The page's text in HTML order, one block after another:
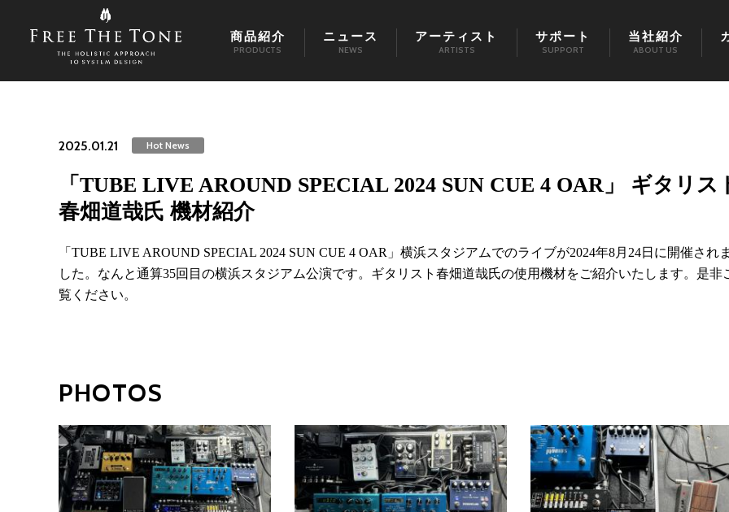
商品紹介
PRODUCTS
ニュース
NEWS
アーティスト
ARTISTS
サポート
SUPPORT
当社紹介
ABOUT US
2025.01.21 Hot News
「TUBE LIVE AROUND SPECIAL 2024 SUN CUE 4 OAR」 ギタリス
春畑道哉氏 機材紹介
「TUBE LIVE AROUND SPECIAL 2024 SUN CUE 4 OAR」横浜スタジアムでのライブが2024年8月24日に開催され
した。なんと通算35回目の横浜スタジアム公演です。ギタリスト春畑道哉氏の使用機材をご紹介いたします。是非
覧ください。
PHOTOS